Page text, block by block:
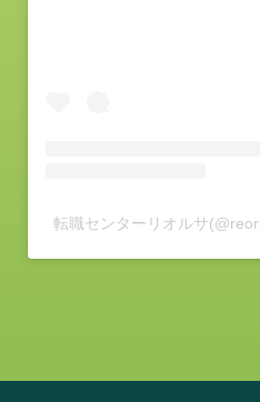
転職センターリオルサ